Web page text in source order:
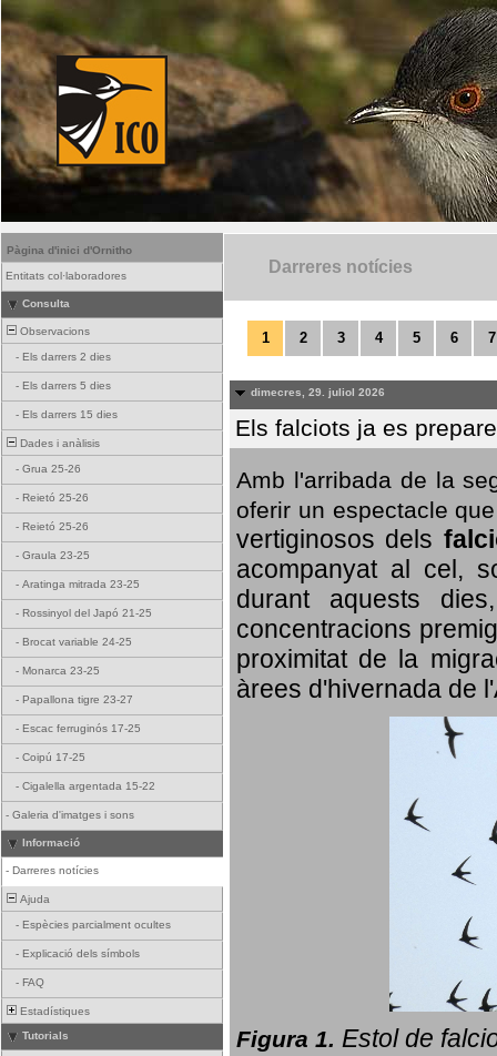
Pàgina d'inici d'Ornitho
Entitats col·laboradores
Consulta
Observacions
- Els darrers 2 dies
- Els darrers 5 dies
- Els darrers 15 dies
Dades i anàlisis
- Grua 25-26
- Reietó 25-26
- Reietó 25-26
- Graula 23-25
- Aratinga mitrada 23-25
- Rossinyol del Japó 21-25
- Brocat variable 24-25
- Monarca 23-25
- Papallona tigre 23-27
- Escac ferruginós 17-25
- Coipú 17-25
- Cigalella argentada 15-22
- Galeria d'imatges i sons
Informació
- Darreres notícies
Ajuda
- Espècies parcialment ocultes
- Explicació dels símbols
- FAQ
Estadístiques
Tutorials
Darreres notícies
1 2 3 4 5 6 7
dimecres, 29. juliol 2026
Els falciots ja es
Amb l'arribada de la
oferir un espectacle
vertiginosos dels
acompanyat al cel,
durant aquests
concentracions
proximitat de la
àrees d'hivernada de
Figura 1. Estol de